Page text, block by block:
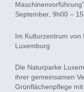
September, 9h00 –
Im Kulturzentrum von
Luxemburg
Die Naturparke
ihrer gemeinsamen
Grünflächenpflege